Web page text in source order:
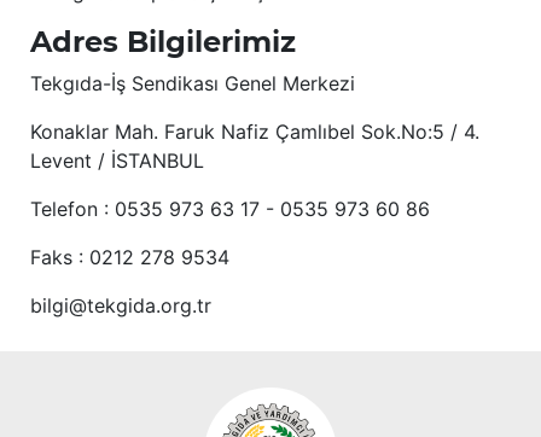
Adres Bilgilerimiz
Tekgıda-İş Sendikası Genel Merkezi
Konaklar Mah. Faruk Nafiz Çamlıbel Sok.No:5 / 4.
Levent / İSTANBUL
Telefon : 0535 973 63 17 - 0535 973 60 86
Faks : 0212 278 9534
bilgi@tekgida.org.tr